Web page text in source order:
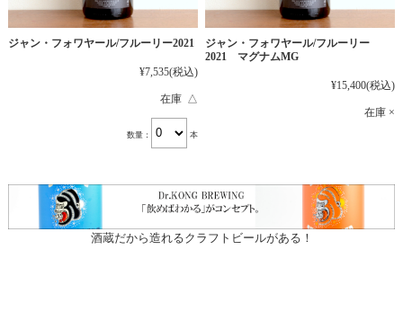
ジャン・フォワヤール/フルーリー2021
¥7,535(税込)
在庫 △
数量： 本
ジャン・フォワヤール/フルーリー
2021 マグナムMG
¥15,400(税込)
在庫 ×
酒蔵だから造れるクラフトビールがある！